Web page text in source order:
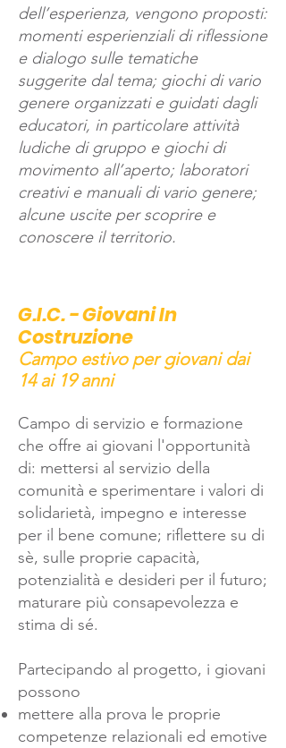
dell’esperienza, vengono proposti:
momenti esperienziali di riflessione
e dialogo sulle tematiche
suggerite dal tema; giochi di vario
genere organizzati e guidati dagli
educatori, in particolare attività
ludiche di gruppo e giochi di
movimento all’aperto; laboratori
creativi e manuali di vario genere;
alcune uscite per scoprire e
conoscere il territorio.
G.I.C. - Giovani In
Costruzione
Campo estivo per giovani dai
14 ai 19 anni
Campo di servizio e formazione
che offre ai giovani l'opportunità
di: mettersi al servizio della
comunità e sperimentare i valori di
solidarietà, impegno e interesse
per il bene comune; riflettere su di
sè, sulle proprie capacità,
potenzialità e desideri per il futuro;
maturare più consapevolezza e
stima di sé.
Partecipando al progetto, i giovani
possono
mettere alla prova le proprie
competenze relazionali ed emotive